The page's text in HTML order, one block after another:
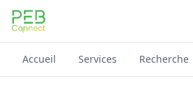
PEB Connect
Accueil Services Recherche